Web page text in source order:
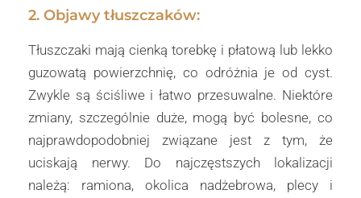
2. Objawy tłuszczaków:
Tłuszczaki mają cienką torebkę i płatową lub lekko
guzowatą powierzchnię, co odróżnia je od cyst.
Zwykle są ściśliwe i łatwo przesuwalne. Niektóre
zmiany, szczególnie duże, mogą być bolesne, co
najprawdopodobniej związane jest z tym, że
uciskają nerwy. Do najczęstszych lokalizacji
należą: ramiona, okolica nadżebrowa, plecy i